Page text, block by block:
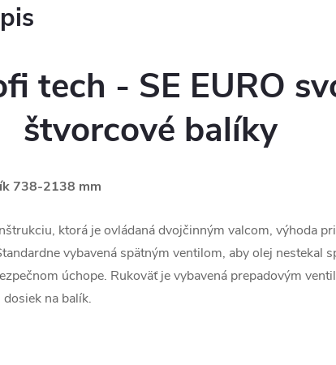
tech - SE EURO
štvorcové balíky
738-2138 mm
ktorá je ovládaná dvojčinným valcom, výhoda
vybavená spätným ventilom, aby olej nestekal
úchope. Rukoväť je vybavená prepadovým
na balík.